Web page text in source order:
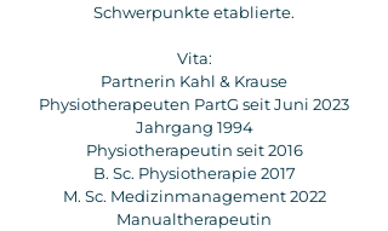
Schwerpunkte etablierte.
Vita:
Partnerin Kahl & Krause
Physiotherapeuten PartG seit Juni 2023
Jahrgang 1994
Physiotherapeutin seit 2016
B. Sc. Physiotherapie 2017
M. Sc. Medizinmanagement 2022
Manualtherapeutin